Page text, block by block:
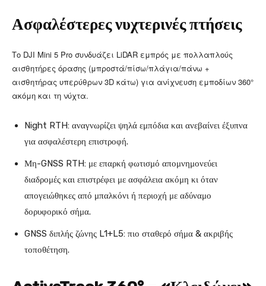
Ασφαλέστερες νυχτερινές πτήσεις
Το DJI Mini 5 Pro συνδυάζει LiDAR εμπρός με πολλαπλούς
αισθητήρες όρασης (μπροστά/πίσω/πλάγια/πάνω +
αισθητήρας υπερύθρων 3D κάτω) για ανίχνευση εμποδίων 360°
ακόμη και τη νύχτα.
Night RTH: αναγνωρίζει ψηλά εμπόδια και ανεβαίνει έξυπνα
για ασφαλέστερη επιστροφή.
Μη-GNSS RTH: με επαρκή φωτισμό απομνημονεύει
διαδρομές και επιστρέφει με ασφάλεια ακόμη κι όταν
απογειώθηκες από μπαλκόνι ή περιοχή με αδύναμο
δορυφορικό σήμα.
GNSS διπλής ζώνης L1+L5: πιο σταθερό σήμα & ακριβής
τοποθέτηση.